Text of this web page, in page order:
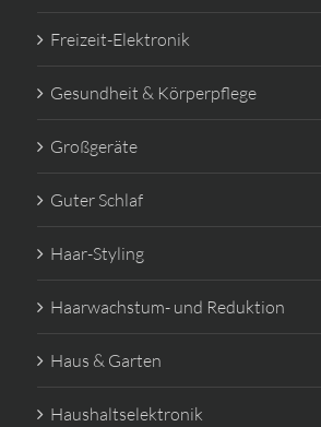
Freizeit-Elektronik
Gesundheit & Körperpflege
Großgeräte
Guter Schlaf
Haar-Styling
Haarwachstum- und Reduktion
Haus & Garten
Haushaltselektronik